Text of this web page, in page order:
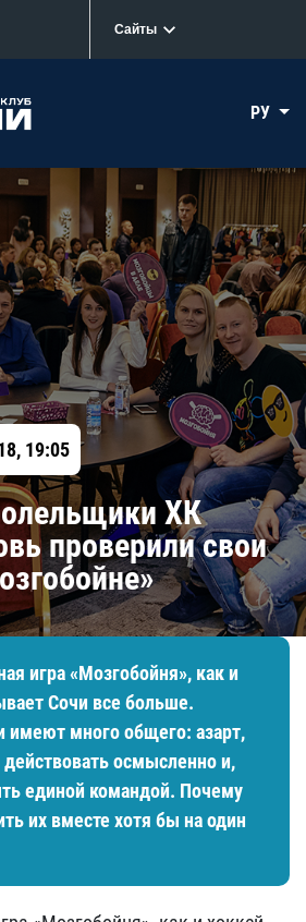
Сайты
РУ
19:05
ХК
проверили свои
игра «Мозгобойня», как и
Сочи все больше.
много общего: азарт,
осмысленно и,
единой командой. Почему
их вместе хотя бы на один